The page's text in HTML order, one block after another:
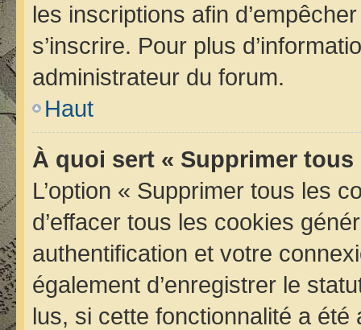
les inscriptions afin
s’inscrire. Pour plus
administrateur du forum.
Haut
À quoi sert « Supprimer
L’option « Supprimer tous les
d’effacer tous les cookies
authentification et votre
également d’enregistrer le
lus, si cette fonctionnalité a